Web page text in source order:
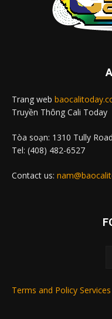
Trang web
Truyền Thông Cali Today
Tòa soạn: 1310 Tully
Tel: (408) 482-6527
Contact us:
Terms and Policy Services